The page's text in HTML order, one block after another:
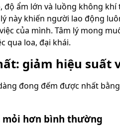
độ ẩm lớn và luồng không
này khiến người lao động
của mình. Tâm lý mong
qua loa, đại khái.
giảm hiệu suất
đong đếm được nhất
hơn bình thường